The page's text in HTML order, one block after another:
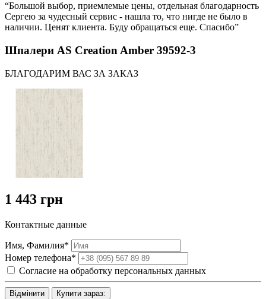
“Большой выбор, приемлемые цены, отдельная благодарность
Сергею за чудесный сервис - нашла то, что нигде не было в
наличии. Ценят клиента. Буду обращаться еще. Спасибо”
Шпалери AS Creation Amber 39592-3
БЛАГОДАРИМ ВАС ЗА ЗАКАЗ
1 443 грн
Контактные данные
Имя, Фамилия*
Номер телефона*
Согласие на обработку персональных данных
Відмінити Купити зараз: